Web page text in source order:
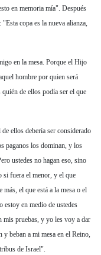
en memoria mía". Después
copa es la nueva alianza,
en la mesa. Porque el Hijo
hombre por quien será
de ellos podía ser el que
ellos debería ser considerado
paganos los dominan, y los
ustedes no hagan eso, sino
si fuera el menor, y el que
el que está a la mesa o el
estoy en medio de ustedes
mis pruebas, y yo les voy a dar
y beban a mi mesa en el Reino,
de Israel".